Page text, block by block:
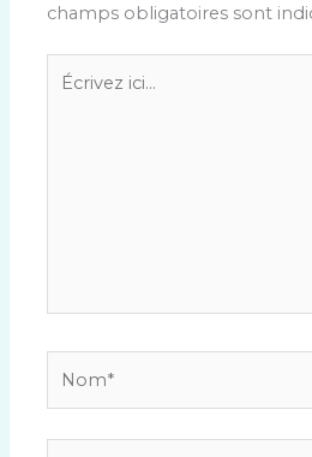
champs obligatoires sont
Écrivez
ici…